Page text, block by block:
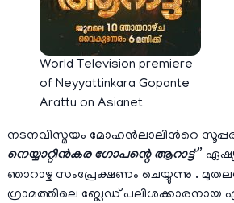
World Television premiere
of Neyyattinkara Gopante
Arattu on Asianet
നടനവിസ്മയം മോഹൻലാലിൻറെ
നെയ്യാറ്റിൻകര ഗോപന്റെ ആറാട്ട്”
ഞാറാഴ്ച സംപ്രേക്ഷണം ചെയ്യുന്നു .
ഗ്രാമത്തിലെ ബ്ലേഡ് പലിശക്കാരനായ